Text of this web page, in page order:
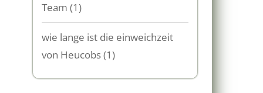
Team (1)
wie lange ist die einweichzeit
von Heucobs(1)